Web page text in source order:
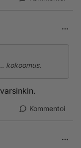
kokoomus.
Kommentoi